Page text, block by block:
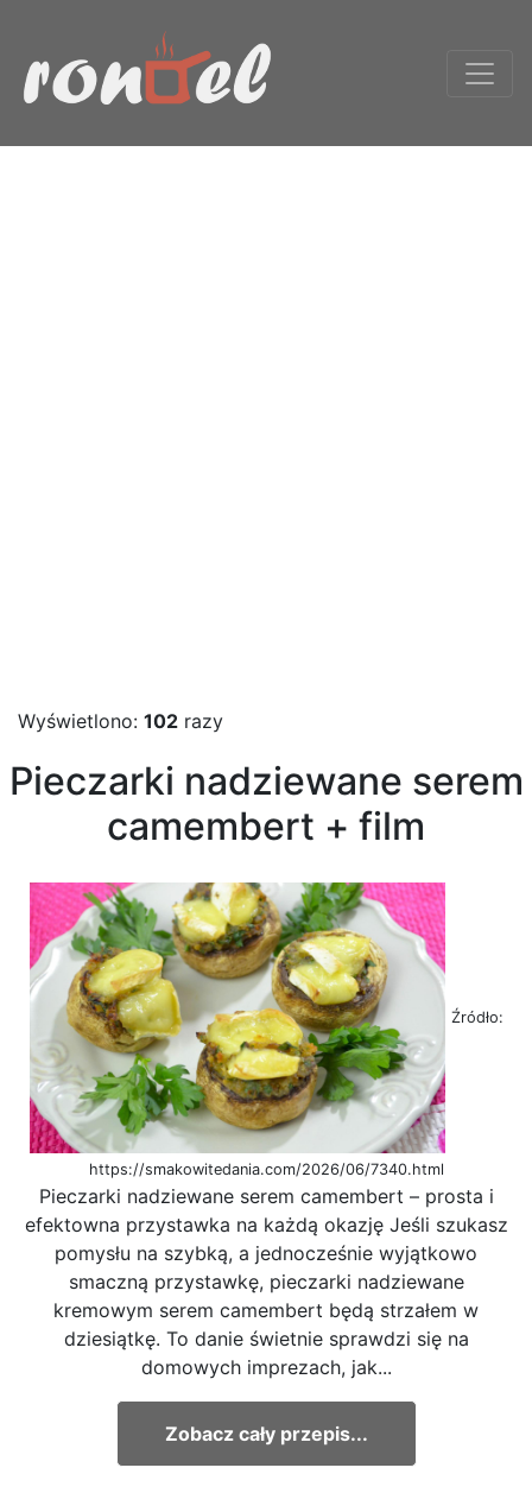
Wyświetlono: 102 razy
Pieczarki nadziewane serem
camembert + film
Źródło:
https://smakowitedania.com/2026/06/7340.html
Pieczarki nadziewane serem camembert – prosta i
efektowna przystawka na każdą okazję Jeśli szukasz
pomysłu na szybką, a jednocześnie wyjątkowo
smaczną przystawkę, pieczarki nadziewane
kremowym serem camembert będą strzałem w
dziesiątkę. To danie świetnie sprawdzi się na
domowych imprezach, jak...
Zobacz cały przepis...